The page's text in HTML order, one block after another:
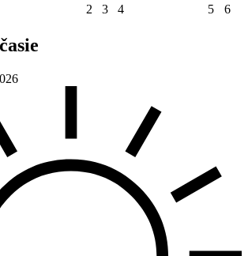
2 3 4 5 6